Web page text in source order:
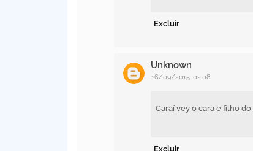
Excluir
Unknown
16/09/2015, 02:08
Caraí vey o cara e filho
Excluir